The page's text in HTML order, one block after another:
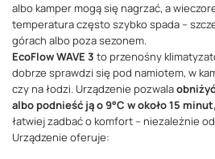
albo kamper mogą się nagrzać, a
temperatura często szybko spada –
górach albo poza sezonem.
EcoFlow WAVE 3 to przenośny
dobrze sprawdzi się pod namiotem, w
czy na łodzi. Urządzenie pozwala
albo podnieść ją o 9°C w około 15 minut,
łatwiej zadbać o komfort – niezależnie
Urządzenie oferuje: